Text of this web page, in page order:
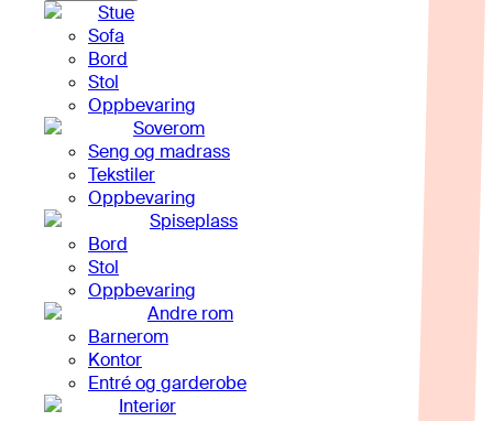
Stue
Sofa
Bord
Stol
Oppbevaring
Soverom
Seng og madrass
Tekstiler
Oppbevaring
Spiseplass
Bord
Stol
Oppbevaring
Andre rom
Barnerom
Kontor
Entré og garderobe
Interiør